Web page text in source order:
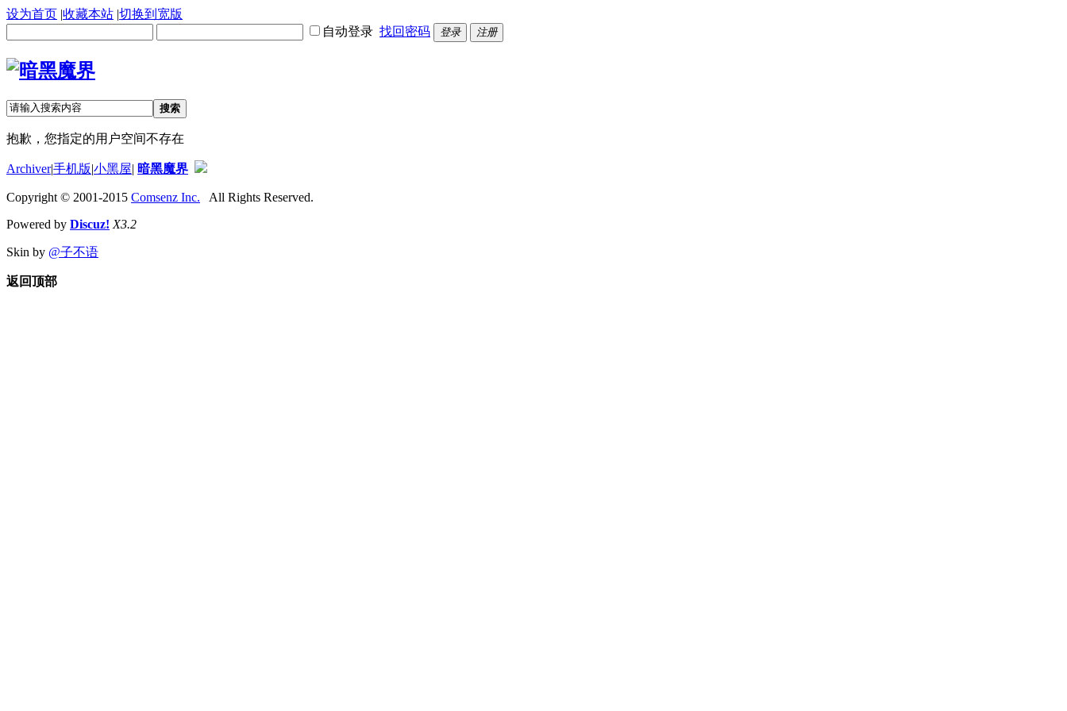
设为首页 |收藏本站 |切换到宽版
自动登录 找回密码 登录 注册
搜索
抱歉，您指定的用户空间不存在
Archiver|手机版|小黑屋| 暗黑魔界
Copyright © 2001-2015 Comsenz Inc. All Rights Reserved.
Powered by Discuz! X3.2
Skin by @子不语
返回顶部